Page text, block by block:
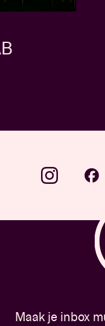
Album
Maak je inbox